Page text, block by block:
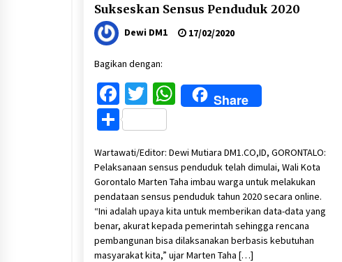
Sukseskan Sensus Penduduk 2020
Dewi DM1 17/02/2020
Bagikan dengan:
Facebook
Twitter
WhatsApp
Share
Share
Wartawati/Editor: Dewi Mutiara DM1.CO,ID, GORONTALO:
Pelaksanaan sensus penduduk telah dimulai, Wali Kota
Gorontalo Marten Taha imbau warga untuk melakukan
pendataan sensus penduduk tahun 2020 secara online.
“Ini adalah upaya kita untuk memberikan data-data yang
benar, akurat kepada pemerintah sehingga rencana
pembangunan bisa dilaksanakan berbasis kebutuhan
masyarakat kita,” ujar Marten Taha […]